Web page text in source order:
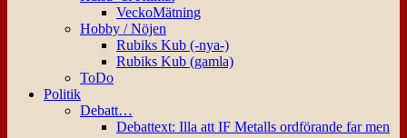
VeckoMätning
Hobby / Nöjen
Rubiks Kub (-nya-)
Rubiks Kub (gamla)
ToDo
Politik
Debatt…
Debattext: Illa att IF Metalls ordförande far men